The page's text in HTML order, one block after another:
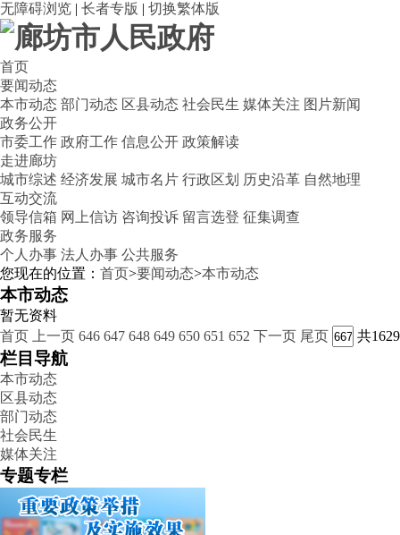
无障碍浏览 | 长者专版 | 切换繁体版
首页
要闻动态
本市动态 部门动态 区县动态 社会民生 媒体关注 图片新闻
政务公开
市委工作 政府工作 信息公开 政策解读
走进廊坊
城市综述 经济发展 城市名片 行政区划 历史沿革 自然地理
互动交流
领导信箱 网上信访 咨询投诉 留言选登 征集调查
政务服务
个人办事 法人办事 公共服务
您现在的位置： 首页>要闻动态>本市动态
本市动态
暂无资料
首页
上一页 646 647 648 649 650 651 652 下一页 尾页 共
栏目导航
本市动态
区县动态
部门动态
社会民生
媒体关注
专题专栏